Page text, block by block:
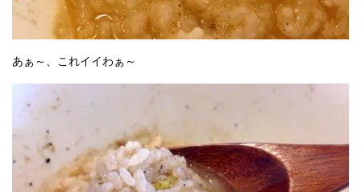
あぁ～、これイイわぁ～